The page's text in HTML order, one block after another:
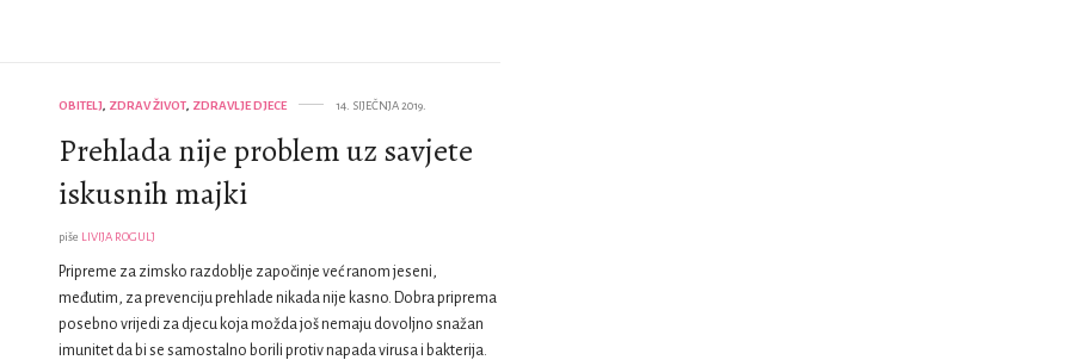
OBITELJ, ZDRAV ŽIVOT, ZDRAVLJE DJECE 14. SIJEČNJA 2019.
Prehlada nije problem uz savjete
iskusnih majki
piše LIVIJA ROGULJ
Pripreme za zimsko razdoblje započinje već ranom jeseni,
međutim, za prevenciju prehlade nikada nije kasno. Dobra priprema
posebno vrijedi za djecu koja možda još nemaju dovoljno snažan
imunitet da bi se samostalno borili protiv napada virusa i bakterija.